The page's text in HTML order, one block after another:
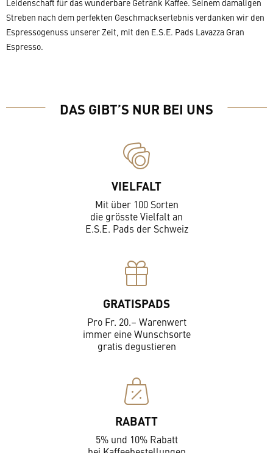
Leidenschaft für das wunderbare Getränk Kaffee. Seinem damaligen
Streben nach dem perfekten Geschmackserlebnis verdanken wir den
Espressogenuss unserer Zeit, mit den E.S.E. Pads Lavazza Gran
Espresso.
DAS GIBT’S NUR BEI UNS
VIELFALT
Mit über 100 Sorten
die grösste Vielfalt an
E.S.E. Pads der Schweiz
GRATISPADS
Pro Fr. 20.– Warenwert
immer eine Wunschsorte
gratis degustieren
RABATT
5% und 10% Rabatt